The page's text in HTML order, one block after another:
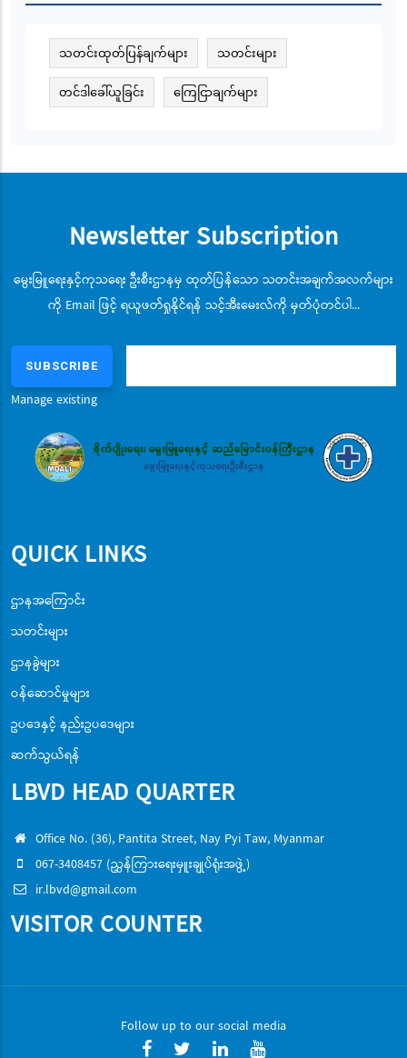
သတင်းထုတ်ပြန်ချက်များ သတင်းများ
တင်ဒါခေါ်ယူခြင်း ကြေငြာချက်များ
Newsletter Subscription
မွေးမြူရေးနှင့်ကုသရေး ဦးစီးဌာနမှ ထုတ်ပြန်သော သတင်းအချက်အလက်များ
ကို Email ဖြင့် ရယူဖတ်ရှုနိုင်ရန် သင့်အီးမေးလ်ကို မှတ်ပုံတင်ပါ...
Manage existing
QUICK LINKS
ဌာနအကြောင်း
သတင်းများ
ဌာနခွဲများ
ဝန်ဆောင်မှုများ
ဥပဒေနှင့် နည်းဥပဒေများ
ဆက်သွယ်ရန်
LBVD HEAD QUARTER
Office No. (36), Pantita Street, Nay Pyi Taw, Myanmar
067-3408457 (ညွှန်ကြားရေးမှူးချုပ်ရုံးအဖွဲ့)
ir.lbvd@gmail.com
VISITOR COUNTER
Follow up to our social media